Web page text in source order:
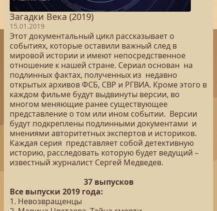
Загадки Века (2019)
15.01.2019
Этот документальный цикл рассказывает о
событиях, которые оставили важный след в
мировой истории и имеют непосредственное
отношение к нашей стране. Сериал основан на
подлинных фактах, полученных из недавно
открытых архивов ФСБ, СВР и РГВИА. Кроме этого в
каждом фильме будут выдвинуты версии, во
многом меняющие ранее существующее
представление о том или ином событии. Версии
будут подкреплены подлинными документами и
мнениями авторитетных экспертов и историков.
Каждая серия представляет собой детективную
историю, расследовать которую будет ведущий –
известный журналист Сергей Медведев.
37 выпусков
Все выпуски 2019 года:
1. Невозвращенцы